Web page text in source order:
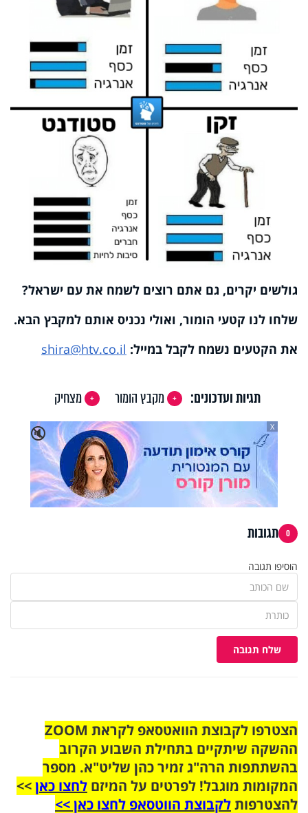
גולשים יקרים, גם אתם רוצים לשמח את עם ישראל?
שלחו לנו קטעי הומור, ואולי נכניס אותם למקבץ הבא.
את הקטעים נשמח לקבל במייל: shira@htv.co.il
תגיות ועדכונים: מקבץ הומור
מצחיק
🔇
X
0 תגובות
הוסיפו תגובה
שלח תגובה
הצטרפו לקבוצת הוואטסאפ לקראת ZOOM
ההשקה שיתקיים בתחילת השבוע הקרוב
בהשתתפות הרה"ג זמיר כהן שליט"א. מספר
המקומות מוגבל! לפרטים על המיזם לחצו כאן>>
להצטרפותלקבוצת הווטסאפ לחצו כאן >>